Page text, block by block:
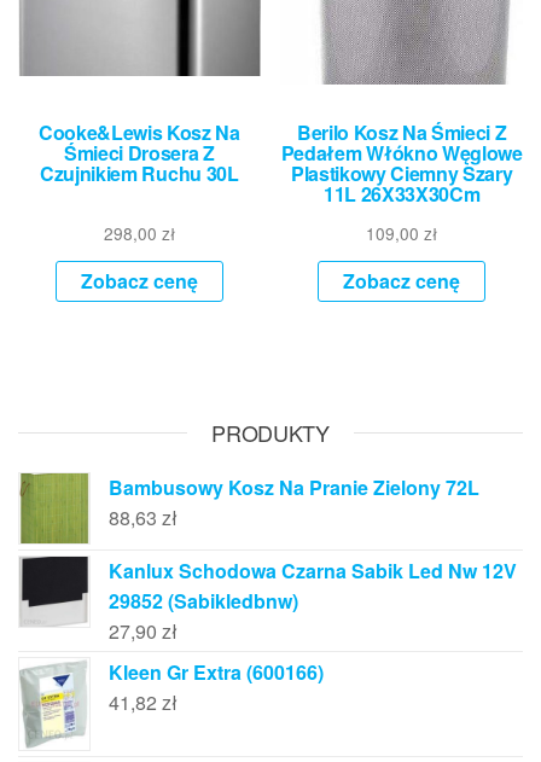
Cooke&Lewis Kosz Na
Śmieci Drosera Z
Czujnikiem Ruchu 30L
298,00 zł
Zobacz cenę
Berilo Kosz Na Śmieci Z
Pedałem Włókno Węglowe
Plastikowy Ciemny Szary
11L 26X33X30Cm
109,00zł
Zobacz cenę
PRODUKTY
Bambusowy Kosz Na Pranie Zielony 72L
88,63 zł
Kanlux Schodowa Czarna Sabik Led Nw 12V
29852 (Sabikledbnw)
27,90 zł
Kleen Gr Extra (600166)
41,82 zł